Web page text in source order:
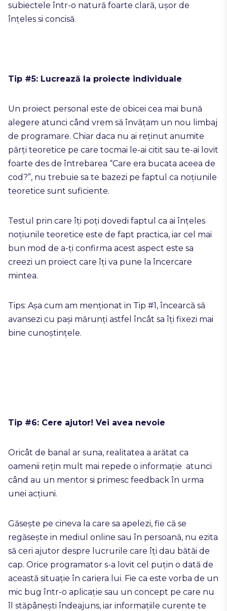
subiectele într-o natură foarte clară, ușor de
înțeles si concisă.
Tip #5: Lucrează la proiecte individuale
Un proiect personal este de obicei cea mai bună
alegere atunci când vrem să învățam un nou limbaj
de programare. Chiar daca nu ai reținut anumite
părți teoretice pe care tocmai le-ai citit sau te-ai lovit
foarte des de întrebarea “Care era bucata aceea de
cod?”, nu trebuie sa te bazezi pe faptul ca noțiunile
teoretice sunt suficiente.
Testul prin care îți poți dovedi faptul ca ai înțeles
noțiunile teoretice este de fapt practica, iar cel mai
bun mod de a-ți confirma acest aspect este sa
creezi un proiect care îți va pune la încercare
mintea.
Tips: Așa cum am menționat in Tip #1, încearcă să
avansezi cu pași mărunți astfel încât sa îți fixezi mai
bine cunoștințele.
Tip #6: Cere ajutor! Vei avea nevoie
Oricât de banal ar suna, realitatea a arătat ca
oamenii rețin mult mai repede o informație atunci
când au un mentor si primesc feedback în urma
unei acțiuni.
Găsește pe cineva la care sa apelezi, fie că se
regăsește in mediul online sau în persoană, nu ezita
să ceri ajutor despre lucrurile care îți dau bătăi de
cap. Orice programator s-a lovit cel puțin o dată de
această situație în cariera lui. Fie ca este vorba de un
mic bug într-o aplicație sau un concept pe care nu
îl stăpânești îndeajuns, iar informațiile curente te